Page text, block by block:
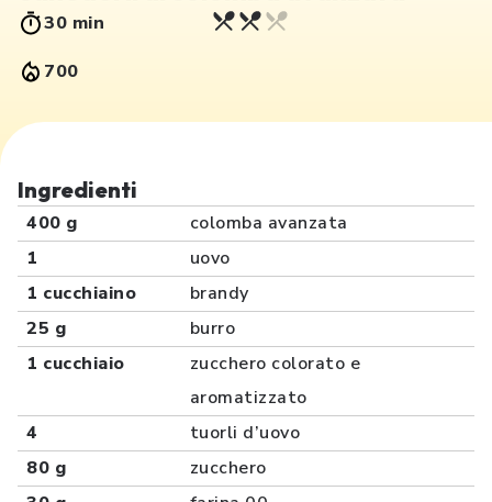
30 min
700
Ingredienti
400 g
colomba avanzata
1
uovo
1 cucchiaino
brandy
25 g
burro
1 cucchiaio
zucchero colorato e
aromatizzato
4
tuorli d’uovo
80 g
zucchero